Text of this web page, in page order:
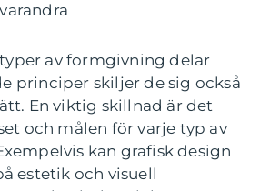
av formgivning delar
principer skiljer de sig också
En viktig skillnad är det
och målen för varje typ av
kan grafisk design
estetik och visuell